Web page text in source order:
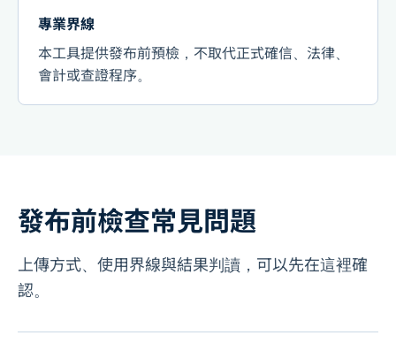
專業界線
本工具提供發布前預檢，不取代正式確信、法律、
會計或查證程序。
發布前檢查常見問題
上傳方式、使用界線與結果判讀，可以先在這裡確
認。